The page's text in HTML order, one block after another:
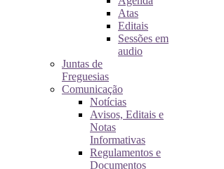
Atas
Editais
Sessões em
audio
Juntas de
Freguesias
Comunicação
Notícias
Avisos, Editais e
Notas
Informativas
Regulamentos e
Documentos